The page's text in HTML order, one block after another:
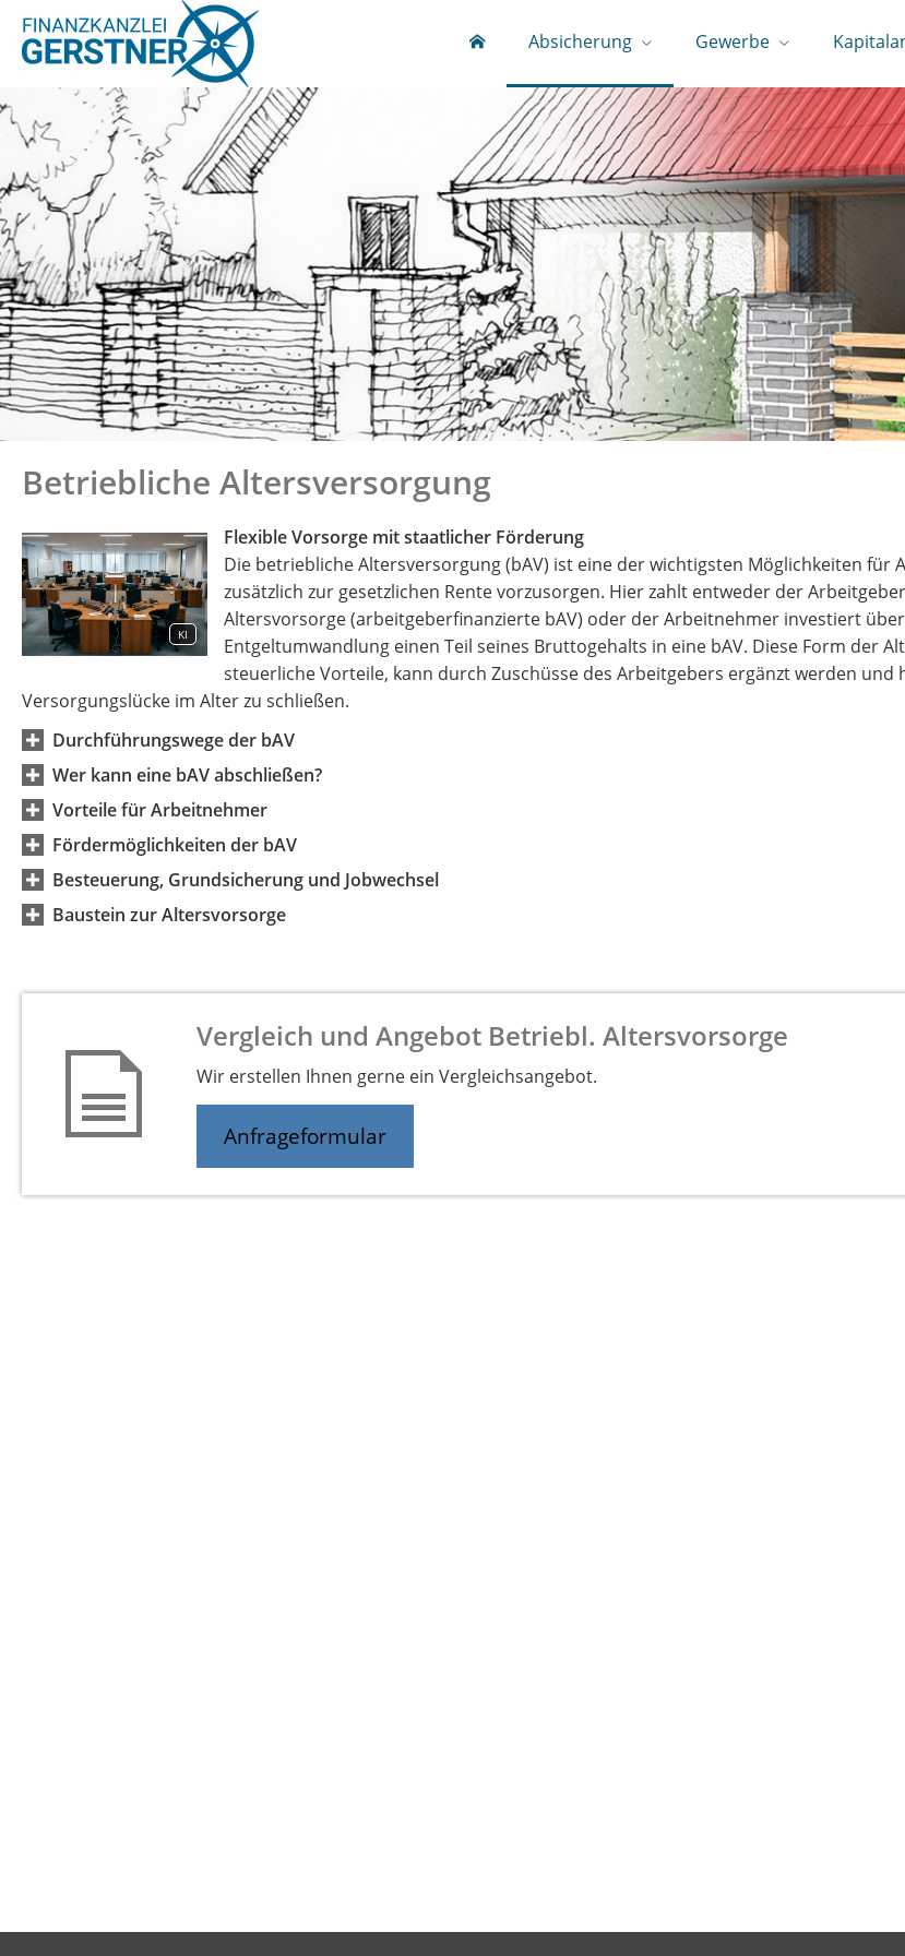
Absicherung Gewerbe
Betriebliche Altersversorgung
KI
Flexible Vorsorge mit staatlicher Förderung
Die betriebliche Altersversorgung (bAV) ist eine der wichtigsten Möglichkeiten für
zusätzlich zur gesetzlichen Rente vorzusorgen. Hier zahlt entweder der
Altersvorsorge (arbeitgeberfinanzierte bAV) oder der Arbeitnehmer investiert
Entgeltumwandlung einen Teil seines Bruttogehalts in eine bAV. Diese Form der
steuerliche Vorteile, kann durch Zuschüsse des Arbeitgebers ergänzt werden und
Versorgungslücke im Alter zu schließen.
Durchführungswege der bAV
Wer kann eine bAV abschließen?
Vorteile für Arbeitnehmer
Fördermöglichkeiten der bAV
Besteuerung, Grundsicherung und Jobwechsel
Baustein zur Altersvorsorge
Vergleich und Angebot Betriebl. Altersvorsorge
Wir erstellen Ihnen gerne ein Vergleichsangebot.
Anfrageformular